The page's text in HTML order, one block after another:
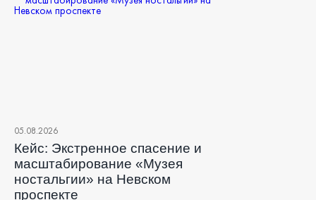
05.08.2026
Кейс: Экстренное спасение и
масштабирование «Музея
ностальгии» на Невском
проспекте